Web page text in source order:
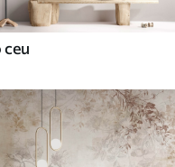
ceu